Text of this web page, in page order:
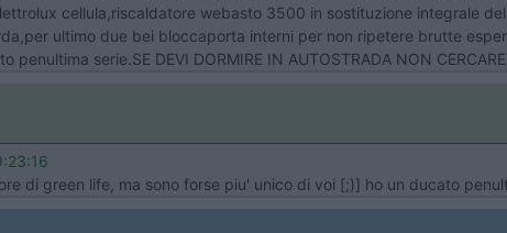
cellula,riscaldatore webasto 3500 in sostituzione integrale
ultimo due bei bloccaporta interni per non ripetere brutte
serie.SE DEVI DORMIRE IN AUTOSTRADA NON
di green life, ma sono forse piu' unico di voi [;)] ho un ducato